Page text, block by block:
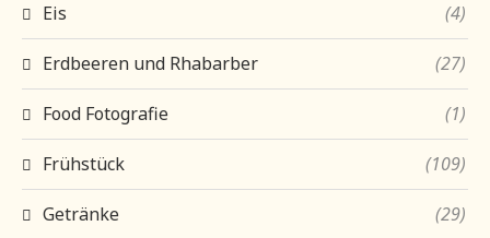
Eis (4)
Erdbeeren und Rhabarber (27)
Food Fotografie (1)
Frühstück (109)
Getränke (29)